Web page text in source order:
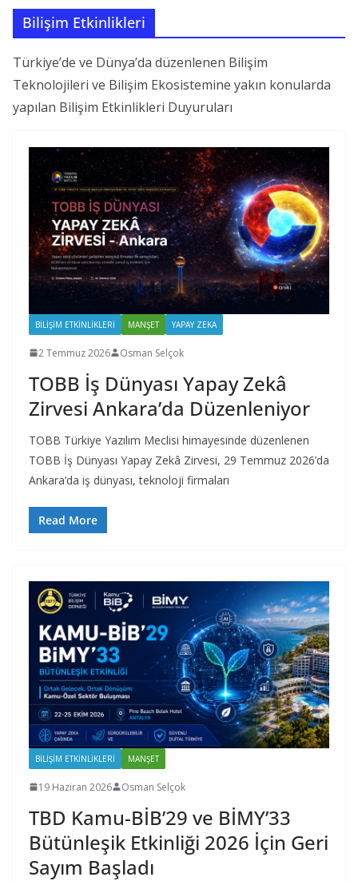
Bilişim Etkinlikleri
Türkiye’de ve Dünya’da düzenlenen Bilişim
Teknolojileri ve Bilişim Ekosistemine yakın konularda
yapılan Bilişim Etkinlikleri Duyuruları
BILIŞIM ETKINLIKLERI MANŞET YAPAY ZEKA
2 Temmuz 2026 Osman Selçok
TOBB İş Dünyası Yapay Zekâ
Zirvesi Ankara’da Düzenleniyor
TOBB Türkiye Yazılım Meclisi himayesinde düzenlenen
TOBB İş Dünyası Yapay Zekâ Zirvesi, 29 Temmuz 2026’da
Ankara’da iş dünyası, teknoloji firmaları
Read More
BILIŞIM ETKINLIKLERI MANŞET
19 Haziran 2026 Osman Selçok
TBD Kamu-BİB’29 ve BİMY’33
Bütünleşik Etkinliği 2026 İçin Geri
Sayım Başladı